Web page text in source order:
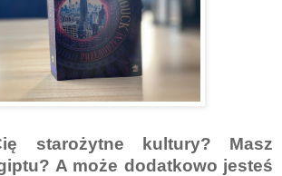
starożytne kultury? Masz
A może dodatkowo jesteś